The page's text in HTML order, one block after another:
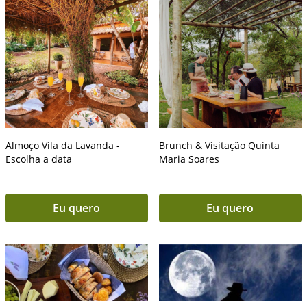
Almoço Vila da Lavanda -
Escolha a data
Eu quero
Brunch & Visitação Quinta
Maria Soares
Eu quero